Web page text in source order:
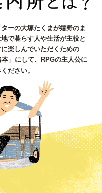
ーの大塚たくまが嬉野のま
で暮らす人や生活が主役と
楽しんでいただくための
」にして、RPGの主人公に
ださい。